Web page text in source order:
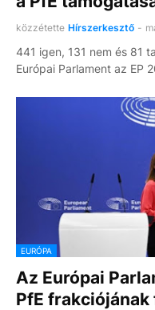
közzétette Hírszerkesztő -
441 igen, 131 nem és 81
Európai Parlament az EP
EURÓPA
Az Európai
PfE